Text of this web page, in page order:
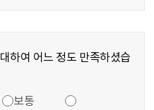
하여 어느 정도 만족하셨습
보통